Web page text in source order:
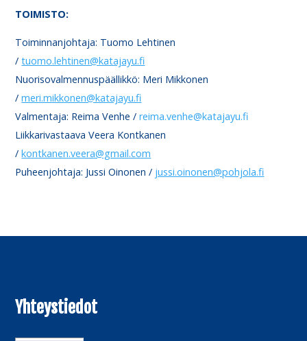
TOIMISTO:
Toiminnanjohtaja: Tuomo Lehtinen
/tuomo.lehtinen@katajayu.fi
Nuorisovalmennuspäällikkö: Meri Mikkonen
/meri.mikkonen@katajayu.fi
Valmentaja: Reima Venhe /reima.venhe@katajayu.fi
Liikkarivastaava Veera Kontkanen
/kontkanen.veera@gmail.com
Puheenjohtaja: Jussi Oinonen / jussi.oinonen@pohjola.fi
Yhteystiedot